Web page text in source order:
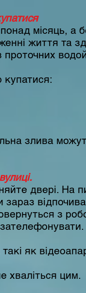
місяць, а
життя та
купатися:
злива
двері. На
зараз
з
як
хваліться цим.